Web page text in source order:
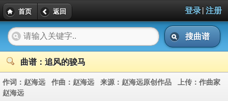
首页 返回 登录| 注册
搜曲谱
曲谱：追风的骏马
作词： 赵海远 作曲： 赵海远 来源： 赵海远原创作品 上传： 作曲家
赵海远